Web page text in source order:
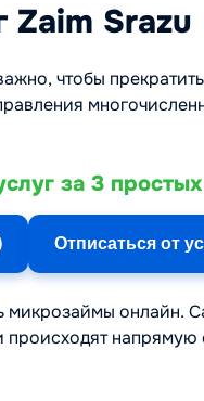
Zaim Srazu
чтобы
за 3
Отписаться от
микрозаймы онлайн.
происходят